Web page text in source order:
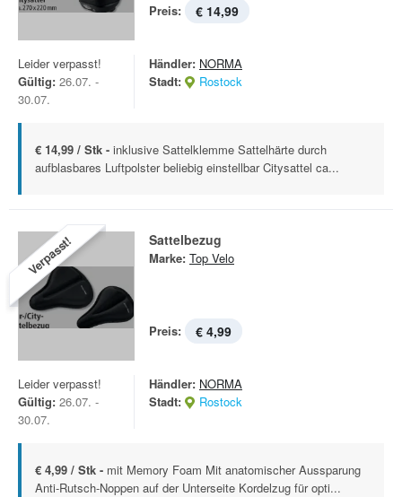
Preis: € 14,99
Leider verpasst!
Gültig: 26.07. -
30.07.
Händler: NORMA
Stadt:
Rostock
€ 14,99 / Stk - inklusive Sattelklemme Sattelhärte durch
aufblasbares Luftpolster beliebig einstellbar Citysattel ca...
Verpasst! Sattelbezug
Marke: Top Velo
Preis: € 4,99
Leider verpasst!
Gültig: 26.07. -
30.07.
Händler: NORMA
Stadt:
Rostock
€ 4,99 / Stk - mit Memory Foam Mit anatomischer Aussparung
Anti-Rutsch-Noppen auf der Unterseite Kordelzug für opti...